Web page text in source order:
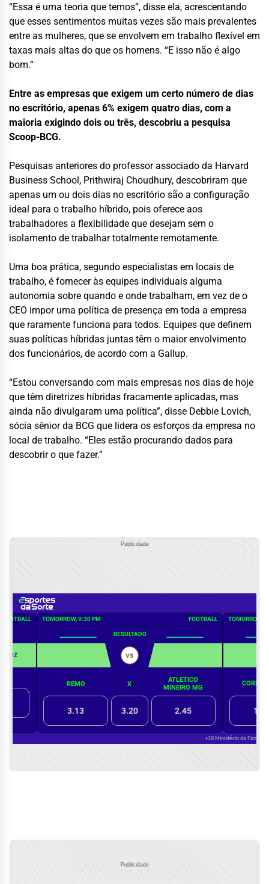
“Essa é uma teoria que temos”, disse ela, acrescentando
que esses sentimentos muitas vezes são mais prevalentes
entre as mulheres, que se envolvem em trabalho flexível em
taxas mais altas do que os homens. “E isso não é algo
bom.”
Entre as empresas que exigem um certo número de dias
no escritório, apenas 6% exigem quatro dias, com a
maioria exigindo dois ou três, descobriu a pesquisa
Scoop-BCG.
Pesquisas anteriores do professor associado da Harvard
Business School, Prithwiraj Choudhury, descobriram que
apenas um ou dois dias no escritório são a configuração
ideal para o trabalho híbrido, pois oferece aos
trabalhadores a flexibilidade que desejam sem o
isolamento de trabalhar totalmente remotamente.
Uma boa prática, segundo especialistas em locais de
trabalho, é fornecer às equipes individuais alguma
autonomia sobre quando e onde trabalham, em vez de o
CEO impor uma política de presença em toda a empresa
que raramente funciona para todos. Equipes que definem
suas políticas híbridas juntas têm o maior envolvimento
dos funcionários, de acordo com a Gallup.
“Estou conversando com mais empresas nos dias de hoje
que têm diretrizes híbridas fracamente aplicadas, mas
ainda não divulgaram uma política”, disse Debbie Lovich,
sócia sênior da BCG que lidera os esforços da empresa no
local de trabalho. “Eles estão procurando dados para
descobrir o que fazer.”
Publicidade
Publicidade